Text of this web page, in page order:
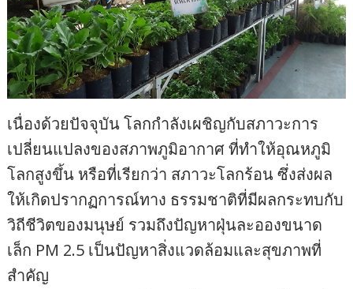
เนื่องด้วยปัจจุบัน โลกกำลังเผชิญกับสภาวะการ
เปลี่ยนแปลงของสภาพภูมิอากาศ ที่ทำให้อุณหภูมิ
โลกสูงขึ้น หรือที่เรียกว่า สภาวะโลกร้อน ซึ่งส่งผล
ให้เกิดปรากฏการณ์ทาง ธรรมชาติที่มีผลกระทบกับ
วิถีชีวิตของมนุษย์ รวมถึงปัญหาฝุ่นละอองขนาด
เล็ก PM 2.5 เป็นปัญหาสิ่งแวดล้อมและสุขภาพที่
สำคัญ